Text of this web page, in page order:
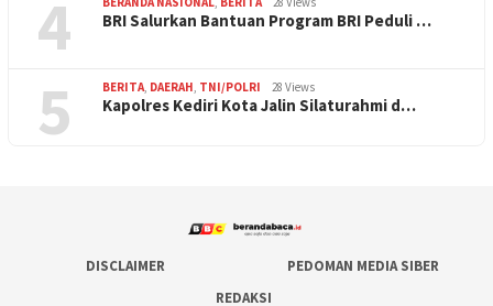
4 BRI Salurkan Bantuan Program BRI Peduli …
5 BERITA, DAERAH, TNI/POLRI 28 Views
Kapolres Kediri Kota Jalin Silaturahmi d…
DISCLAIMER
PEDOMAN MEDIA SIBER
REDAKSI